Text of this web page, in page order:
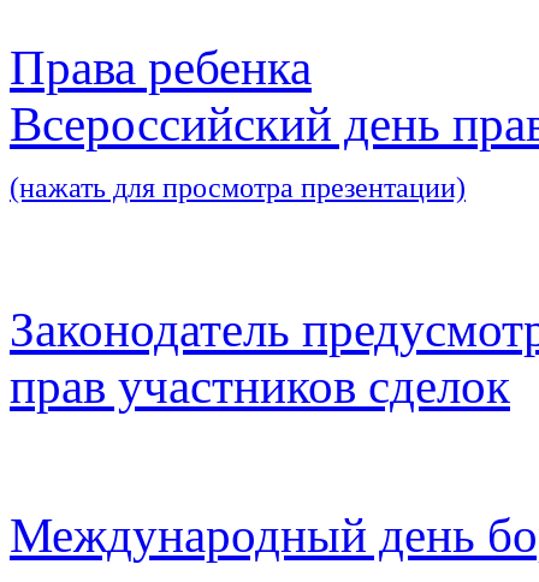
Права ребенка
Всероссийский день
(нажать для просмотра презентации)
Законодатель
прав участников сделок
Международный день